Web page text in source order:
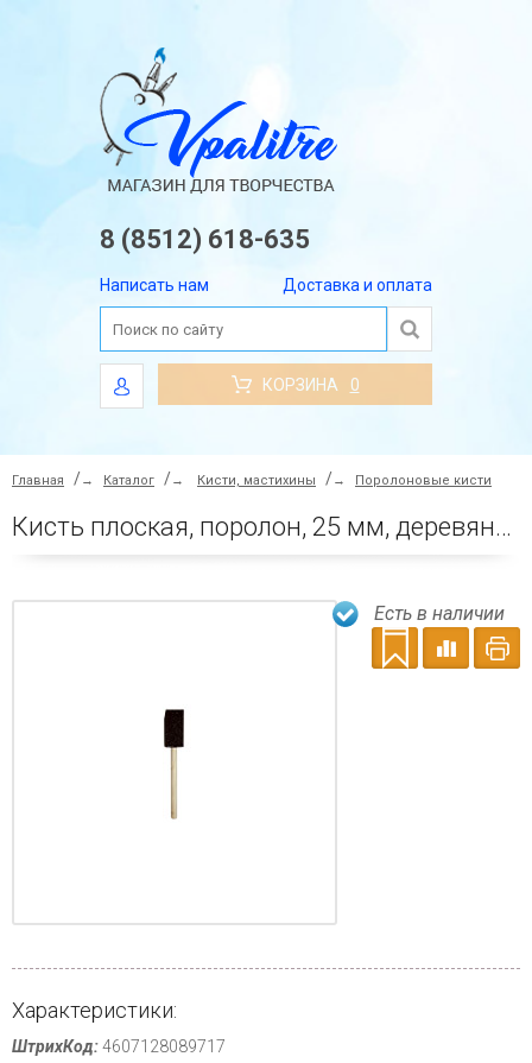
8 (8512) 618-635
Написать нам Доставка и оплата
КОРЗИНА 0
Главная → Каталог → Кисти, мастихины → Поролоновые кисти
Кисть плоская, поролон, 25 мм, деревянная ручка
Есть в наличии
Характеристики:
ШтрихКод:4607128089717